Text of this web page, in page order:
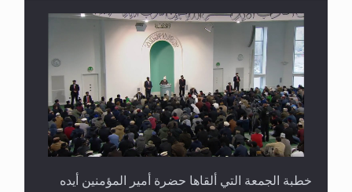
خطبة الجمعة التي ألقاها حضرة أمير المؤمنين أيده